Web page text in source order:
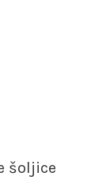
šoljice